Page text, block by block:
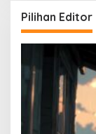
Pilihan Editor